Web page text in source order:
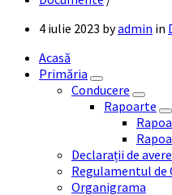
4 iulie 2023 byadmin in
Acasă
Primăria
Conducere
Rapoarte
Declarații de
Regulamentul de
Organigrama